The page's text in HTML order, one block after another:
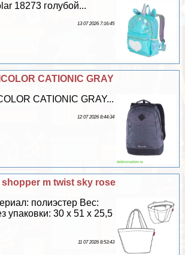
18273 гoлyбой...
13 07 2026 7:16:45
CATIONIC GRAY
CATIONIC GRAY...
12 07 2026 8:44:34
m twist sky rose
полиэстер Вес:
упаковки: 30 х 51 х 25,5
11 07 2026 8:53:43